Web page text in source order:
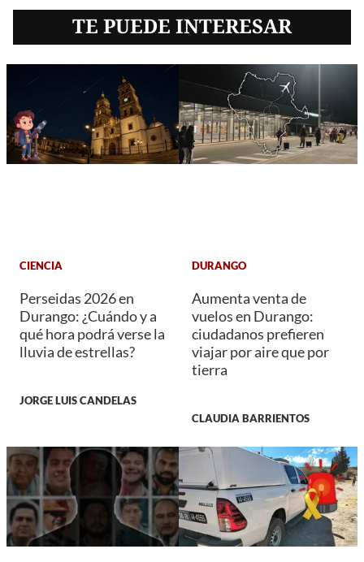
TE PUEDE INTERESAR
CIENCIA
Perseidas 2026 en
Durango: ¿Cuándo y a
qué hora podrá verse la
lluvia de estrellas?
JORGE LUIS CANDELAS
DURANGO
Aumenta venta de
vuelos en Durango:
ciudadanos prefieren
viajar por aire que por
tierra
CLAUDIA BARRIENTOS